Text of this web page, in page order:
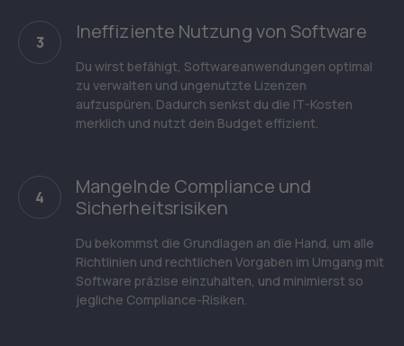
3 Ineffiziente Nutzung von Software
Du wirst befähigt, Softwareanwendungen optimal
zu verwalten und ungenutzte Lizenzen
aufzuspüren. Dadurch senkst du die IT-Kosten
merklich und nutzt dein Budget effizient.
4
Mangelnde Compliance und
Sicherheitsrisiken
Du bekommst die Grundlagen an die Hand, um alle
Richtlinien und rechtlichen Vorgaben im Umgang mit
Software präzise einzuhalten, und minimierst so
jegliche Compliance-Risiken.